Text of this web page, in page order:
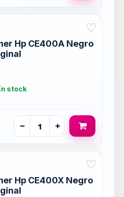
♡
Hp CE400A Negro
stock
− +
♡
Hp CE400X Negro